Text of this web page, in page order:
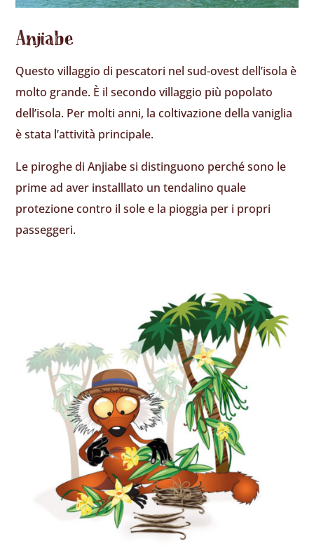
Anjiabe
Questo villaggio di pescatori nel sud-ovest dell’isola è
molto grande. È il secondo villaggio più popolato
dell’isola. Per molti anni, la coltivazione della vaniglia
è stata l’attività principale.
Le piroghe di Anjiabe si distinguono perché sono le
prime ad aver installlato un tendalino quale
protezione contro il sole e la pioggia per i propri
passeggeri.